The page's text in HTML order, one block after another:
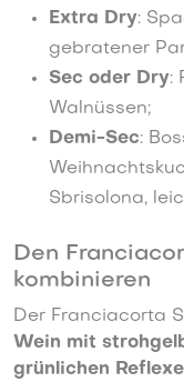
Extra Dry:
gebratener
Sec oder Dry:
Walnüssen;
Demi-Sec:
Sbrisolona,
Den
kombinieren
Der Franciacorta
Wein mit
grünlichen